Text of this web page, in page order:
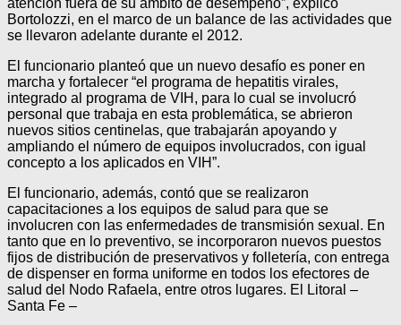
Bortolozzi, en el marco de un balance de las actividades que
se llevaron adelante durante el 2012.
El funcionario planteó que un nuevo desafío es poner en
marcha y fortalecer “el programa de hepatitis virales,
integrado al programa de VIH, para lo cual se involucró
personal que trabaja en esta problemática, se abrieron
nuevos sitios centinelas, que trabajarán apoyando y
ampliando el número de equipos involucrados, con igual
concepto a los aplicados en VIH”.
El funcionario, además, contó que se realizaron
capacitaciones a los equipos de salud para que se
involucren con las enfermedades de transmisión sexual. En
tanto que en lo preventivo, se incorporaron nuevos puestos
fijos de distribución de preservativos y folletería, con entrega
de dispenser en forma uniforme en todos los efectores de
salud del Nodo Rafaela, entre otros lugares. El Litoral –
Santa Fe –